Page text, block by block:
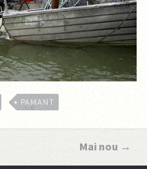
PAMANT
Mai nou →